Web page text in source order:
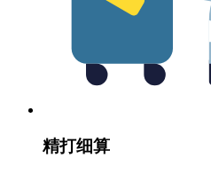
精打细算